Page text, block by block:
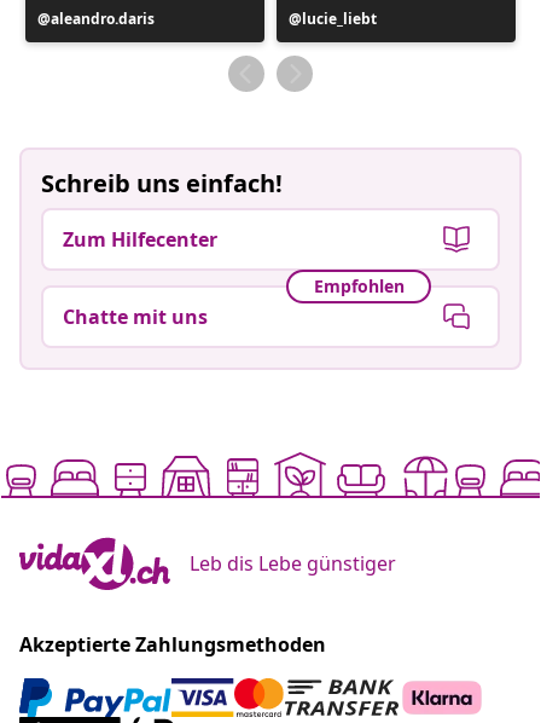
Beitrag
veröffentlicht
aleandro.daris
Beitrag
veröffentlicht
von
lucie_liebt
Schreib uns einfach!
Zum Hilfecenter
Empfohlen
Chatte mit uns
Leb dis Lebe günstiger
Akzeptierte Zahlungsmethoden